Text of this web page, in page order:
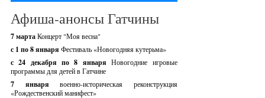
Афиша-анонсы Гатчины
7 мартаКонцерт "Моя весна"
с 1 по 8 января Фестиваль «Новогодняя кутерьма»
с 24 декабря по 8 январяНовогодние игровые
программы для детей в Гатчине
7 январявоенно-историческая реконструкция
«Рождественский манифест»